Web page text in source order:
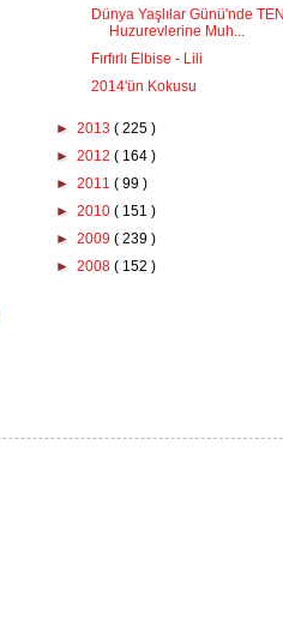
Dünya Yaşlılar Günü'nde
Huzurevlerine Muh...
Fırfırlı Elbise - Lili
2014'ün Kokusu
► 2013 ( 225 )
► 2012 ( 164 )
► 2011 ( 99 )
► 2010 ( 151 )
► 2009 ( 239 )
► 2008 ( 152 )